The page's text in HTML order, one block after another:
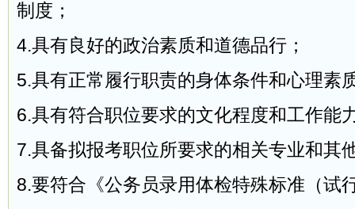
制度；
4.具有良好的政治素质和道德品行；
5.具有正常履行职责的身体条件和心理素
6.具有符合职位要求的文化程度和工作能
7.具备拟报考职位所要求的相关专业和其
8.要符合《公务员录用体检特殊标准（试